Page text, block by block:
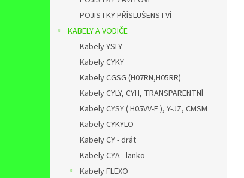
POJISTKY PŘÍSLUŠENSTVÍ
KABELY A VODIČE
Kabely YSLY
Kabely CYKY
Kabely CGSG (H07RN,H05RR)
Kabely CYLY, CYH, TRANSPARENTNÍ
Kabely CYSY ( H05VV-F ), Y-JZ, CMSM
Kabely CYKYLO
Kabely CY - drát
Kabely CYA - lanko
Kabely FLEXO